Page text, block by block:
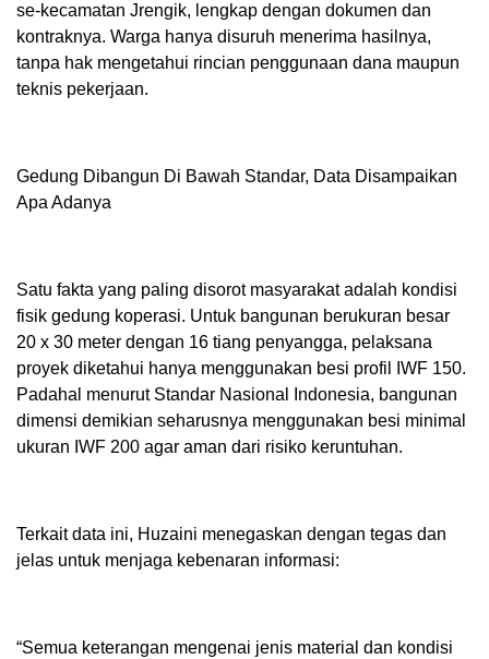
se-kecamatan Jrengik, lengkap dengan dokumen dan
kontraknya. Warga hanya disuruh menerima hasilnya,
tanpa hak mengetahui rincian penggunaan dana maupun
teknis pekerjaan.
Gedung Dibangun Di Bawah Standar, Data Disampaikan
Apa Adanya
Satu fakta yang paling disorot masyarakat adalah kondisi
fisik gedung koperasi. Untuk bangunan berukuran besar
20 x 30 meter dengan 16 tiang penyangga, pelaksana
proyek diketahui hanya menggunakan besi profil IWF 150.
Padahal menurut Standar Nasional Indonesia, bangunan
dimensi demikian seharusnya menggunakan besi minimal
ukuran IWF 200 agar aman dari risiko keruntuhan.
Terkait data ini, Huzaini menegaskan dengan tegas dan
jelas untuk menjaga kebenaran informasi:
“Semua keterangan mengenai jenis material dan kondisi